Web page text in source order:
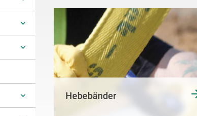
Hebebänder
UNTERKATEGORIEN
ANZEIGEN
UNTERKATEGORIEN
ANZEIGEN
UNTERKATEGORIEN
ANZEIGEN
UNTERKATEGORIEN